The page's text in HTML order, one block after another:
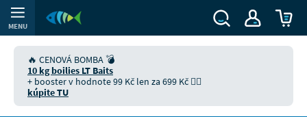
MENU
🔥 CENOVÁ BOMBA 💣
10 kg boilies LT Baits
+ booster v hodnote 99 Kč len za 699 Kč 👉🏻
kúpite TU